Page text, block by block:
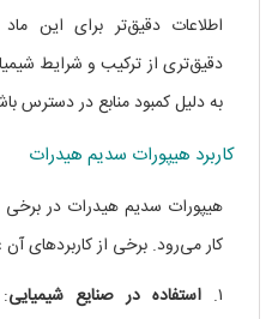
اطلاعات دقیق‌تر برای این
دقیق‌تری از ترکیب و شرایط
به دلیل کمبود منابع در دسترس
کاربرد هیپورات سدیم هیدرات
هیپورات سدیم هیدرات در
کار می‌رود. برخی از کاربردهای آن
۱. استفاده در صنایع شیمیایی